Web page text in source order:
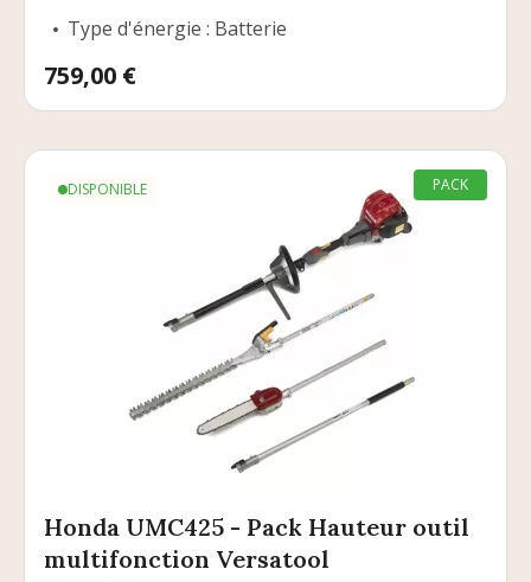
Type d'énergie : Batterie
Prix
759,00 €
DISPONIBLE PACK
Honda UMC425 - Pack Hauteur outil
multifonction Versatool